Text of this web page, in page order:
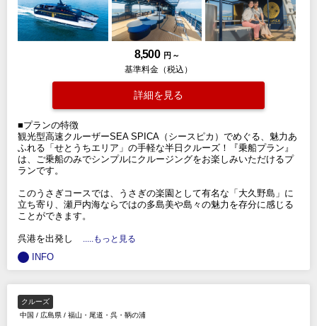
8,500 円 ～
基準料金（税込）
詳細を見る
■プランの特徴
観光型高速クルーザーSEA SPICA（シースピカ）でめぐる、魅力あ
ふれる「せとうちエリア」の手軽な半日クルーズ！『乗船プラン』
は、ご乗船のみでシンプルにクルージングをお楽しみいただけるプ
ランです。
このうさぎコースでは、うさぎの楽園として有名な「大久野島」に
立ち寄り、瀬戸内海ならではの多島美や島々の魅力を存分に感じる
ことができます。
呉港を出発し .....もっと見る
INFO
クルーズ
中国 / 広島県 / 福山・尾道・呉・鞆の浦